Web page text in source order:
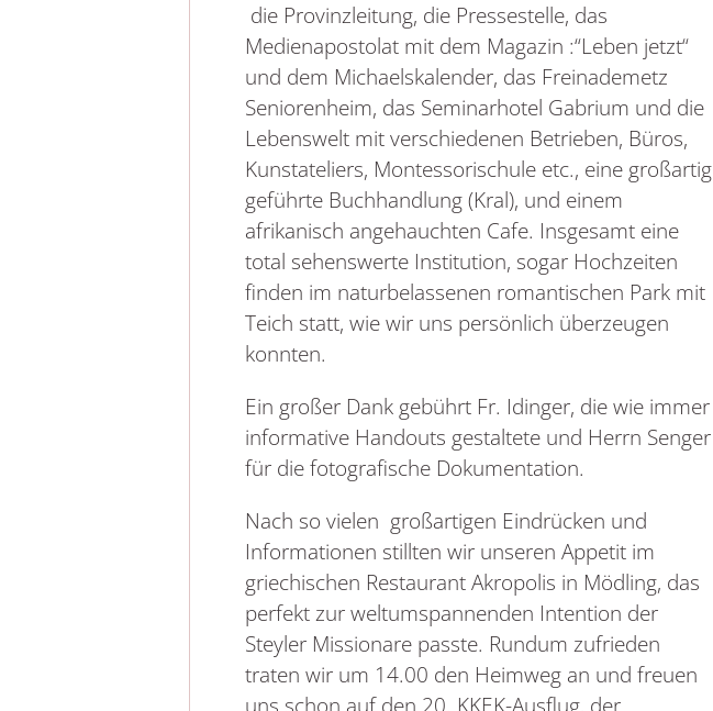
die Provinzleitung, die Pressestelle, das
Medienapostolat mit dem Magazin :“Leben jetzt“
und dem Michaelskalender, das Freinademetz
Seniorenheim, das Seminarhotel Gabrium und die
Lebenswelt mit verschiedenen Betrieben, Büros,
Kunstateliers, Montessorischule etc., eine großartig
geführte Buchhandlung (Kral), und einem
afrikanisch angehauchten Cafe. Insgesamt eine
total sehenswerte Institution, sogar Hochzeiten
finden im naturbelassenen romantischen Park mit
Teich statt, wie wir uns persönlich überzeugen
konnten.
Ein großer Dank gebührt Fr. Idinger, die wie immer
informative Handouts gestaltete und Herrn Senger
für die fotografische Dokumentation.
Nach so vielen großartigen Eindrücken und
Informationen stillten wir unseren Appetit im
griechischen Restaurant Akropolis in Mödling, das
perfekt zur weltumspannenden Intention der
Steyler Missionare passte. Rundum zufrieden
traten wir um 14.00 den Heimweg an und freuen